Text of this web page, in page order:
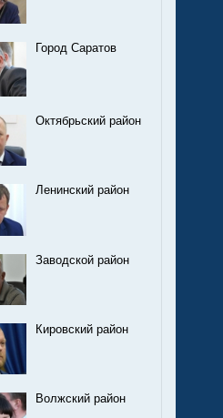
Город Саратов
Октябрьский район
Ленинский район
Заводской район
Кировский район
Волжский район